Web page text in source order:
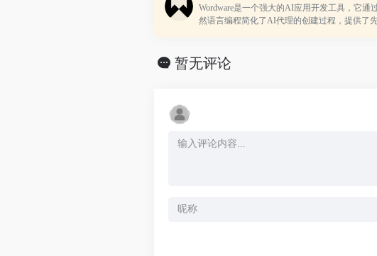
Wordware是一个强大的AI应用开发工具，它通
然语言编程简化了AI代理的创建过程，提供了
暂无评论